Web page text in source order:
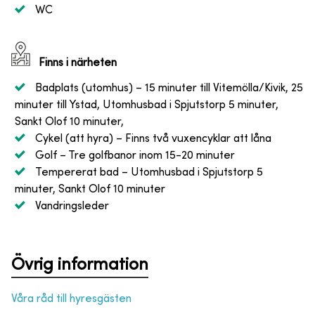
WC
Finns i närheten
Badplats (utomhus) – 15 minuter till Vitemölla/Kivik, 25
minuter till Ystad, Utomhusbad i Spjutstorp 5 minuter,
Sankt Olof 10 minuter,
Cykel (att hyra) – Finns två vuxencyklar att låna
Golf – Tre golfbanor inom 15-20 minuter
Tempererat bad – Utomhusbad i Spjutstorp 5
minuter, Sankt Olof 10 minuter
Vandringsleder
Övrig information
Våra råd till hyresgästen